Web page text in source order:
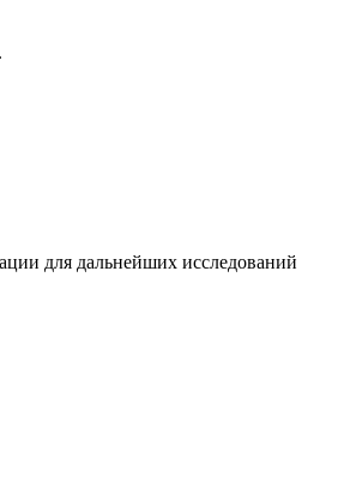
для дальнейших исследований